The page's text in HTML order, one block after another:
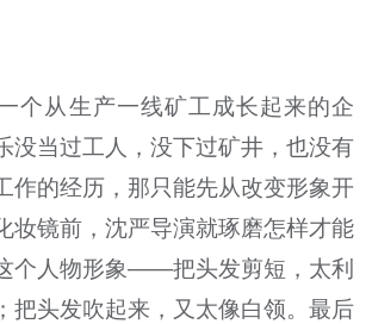
个从生产一线矿工成长起来的企
没当过工人，没下过矿井，也没有
作的经历，那只能先从改变形象开
妆镜前，沈严导演就琢磨怎样才能
个人物形象——把头发剪短，太利
把头发吹起来，又太像白领。最后